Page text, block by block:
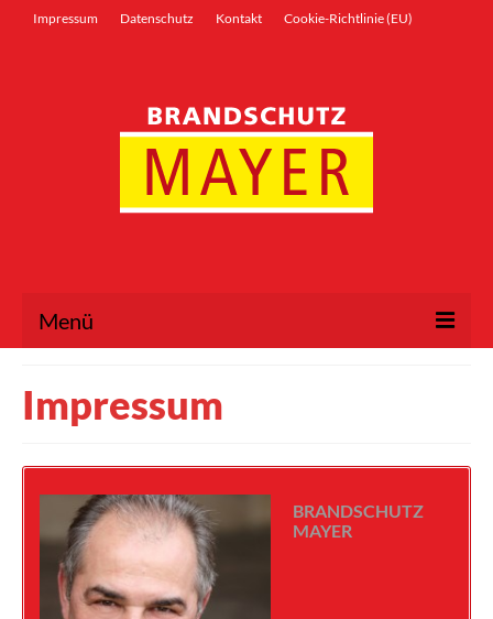
springenImpressum Datenschutz Kontakt Cookie-Richtlinie (EU)
Menü
Tipps
Partner
Produkte/Shop
Feuerlöscher
Rauchmelder
Impressum
BRANDSCHUTZ
MAYER